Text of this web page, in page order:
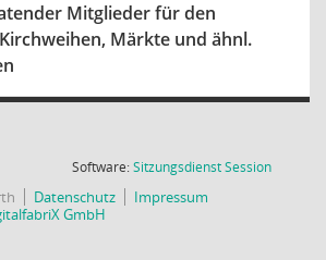
Mitglieder für den
Märkte und ähnl.
Software:SitzungsdienstSession(Wird in
Datenschutz
Impressum
GmbH